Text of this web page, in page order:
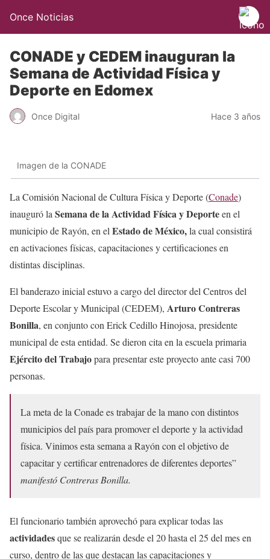
Once Noticias
CONADE y CEDEM inauguran la
Semana de Actividad Física y
Deporte en Edomex
Once Digital Hace 3 años
Imagen de la CONADE
La Comisión Nacional de Cultura Física y Deporte (Conade)
inauguró la Semana de la Actividad Física y Deporteen el
municipio de Rayón, en el Estado de México,la cual consistirá
en activaciones físicas, capacitaciones y certificaciones en
distintas disciplinas.
El banderazo inicial estuvo a cargo del director del Centros del
Deporte Escolar y Municipal (CEDEM), Arturo Contreras
Bonilla, en conjunto con Erick Cedillo Hinojosa, presidente
municipal de esta entidad. Se dieron cita en la escuela primaria
Ejército del Trabajopara presentar este proyecto ante casi 700
personas.
La meta de la Conade es trabajar de la mano con distintos
municipios del país para promover el deporte y la actividad
física. Vinimos esta semana a Rayón con el objetivo de
capacitar y certificar entrenadores de diferentes deportes”
manifestó Contreras Bonilla.
El funcionario también aprovechó para explicar todas las
actividadesque se realizarán desde el 20 hasta el 25 del mes en
curso, dentro de las que destacan las capacitaciones y